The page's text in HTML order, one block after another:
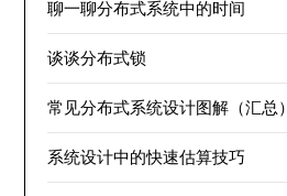
聊一聊分布式系统中的时间
谈谈分布式锁
常见分布式系统设计图解（汇总）
系统设计中的快速估算技巧